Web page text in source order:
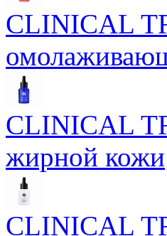
CLINICAL
CLINICAL
жирной кожи
CLINICAL